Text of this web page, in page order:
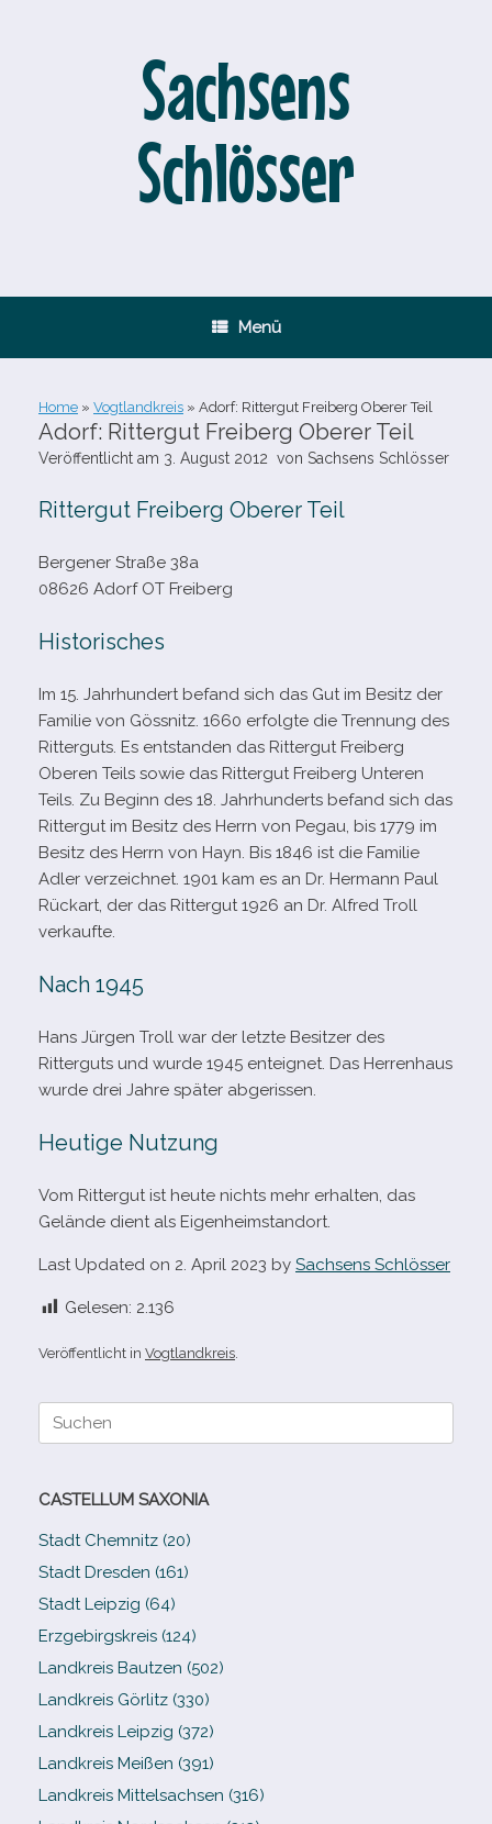
Sachsens
Schlösser
Menü
Home » Vogtlandkreis » Adorf: Rittergut Freiberg Oberer Teil
Adorf: Rittergut Freiberg Oberer Teil
Veröffentlicht am 3. August 2012 von Sachsens Schlösser
Rittergut Freiberg Oberer Teil
Bergener Straße 38a
08626 Adorf OT Freiberg
Historisches
Im 15. Jahrhundert befand sich das Gut im Besitz der
Familie von Gössnitz. 1660 erfolgte die Trennung des
Ritterguts. Es ent­stan­den das Rittergut Freiberg
Oberen Teils sowie das Rittergut Freiberg Unteren
Teils. Zu Beginn des 18. Jahrhunderts befand sich das
Rittergut im Besitz des Herrn von Pegau, bis 1779 im
Besitz des Herrn von Hayn. Bis 1846 ist die Familie
Adler ver­zeich­net. 1901 kam es an Dr. Hermann Paul
Rückart, der das Rittergut 1926 an Dr. Alfred Troll
verkaufte.
Nach 1945
Hans Jürgen Troll war der letzte Besitzer des
Ritterguts und wurde 1945 ent­eig­net. Das Herrenhaus
wurde drei Jahre spä­ter abgerissen.
Heutige Nutzung
Vom Rittergut ist heute nichts mehr erhal­ten, das
Gelände dient als Eigenheimstandort.
Last Updated on 2. April 2023 by Sachsens Schlösser
Gelesen: 2.136
Veröffentlicht in Vogtlandkreis
Suche
CASTELLUM SAXONIA
Stadt Chemnitz (20)
Stadt Dresden (161)
Stadt Leipzig (64)
Erzgebirgskreis (124)
Landkreis Bautzen (502)
Landkreis Görlitz (330)
Landkreis Leipzig (372)
Landkreis Meißen (391)
Landkreis Mittelsachsen (316)